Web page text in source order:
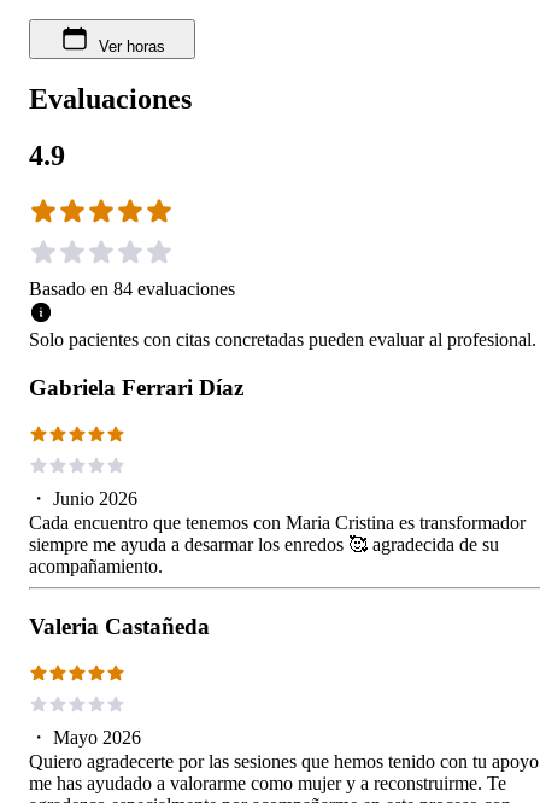
Ver horas
Evaluaciones
4.9
Basado en 84 evaluaciones
Solo pacientes con citas concretadas pueden evaluar al profesional.
Gabriela Ferrari Díaz
・ Junio 2026
Cada encuentro que tenemos con Maria Cristina es transformador
siempre me ayuda a desarmar los enredos 🥰 agradecida de su
acompañamiento.
Valeria Castañeda
・ Mayo 2026
Quiero agradecerte por las sesiones que hemos tenido con tu apoyo
me has ayudado a valorarme como mujer y a reconstruirme. Te